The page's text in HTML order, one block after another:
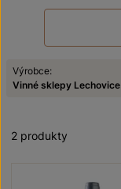
Výrobce:
Vinné sklepy Lechovice
2 produkty